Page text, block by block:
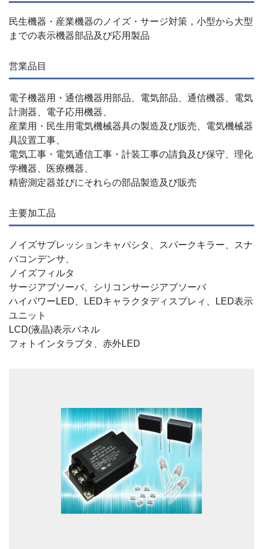
民生機器・産業機器のノイズ・サージ対策，小型から大型
までの表示機器部品及び応用製品
営業品目
電子機器用・通信機器用部品、電気部品、通信機器、電気
計測器、電子応用機器、
産業用・民生用電気機械器具の製造及び販売、電気機械器
具設置工事、
電気工事・電気通信工事・計装工事の請負及び保守、理化
学機器、医療機器、
精密測定器並びにそれらの部品製造及び販売
主要加工品
ノイズサプレッションキャパシタ、スパークキラー、スナ
バコンデンサ、
ノイズフィルタ
サージアブソーバ、シリコンサージアブソーバ
ハイパワーLED、LEDキャラクタディスプレィ、LED表示
ユニット
LCD(液晶)表示パネル
フォトインタラプタ、赤外LED